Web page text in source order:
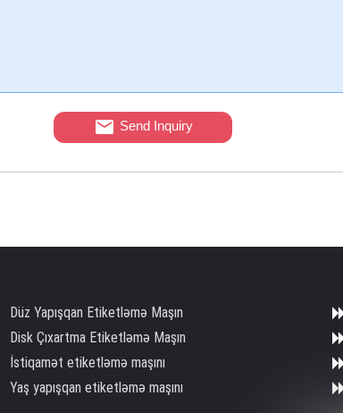
Send Inquiry
Düz Yapışqan Etiketləmə Maşın
Disk Çıxartma Etiketləmə Maşın
İstiqamət etiketləmə maşını
Yaş yapışqan etiketləmə maşını